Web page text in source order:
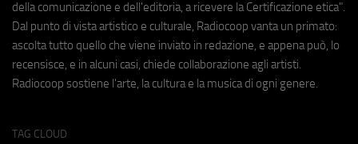
della comunicazione e dell'editoria, a ricevere la Certificazione etica".
Dal punto di vista artistico e culturale, Radiocoop vanta un primato:
ascolta tutto quello che viene inviato in redazione, e appena può, lo
recensisce, e in alcuni casi, chiede collaborazione agli artisti.
Radiocoop sostiene l'arte, la cultura e la musica di ogni genere.
TAG CLOUD